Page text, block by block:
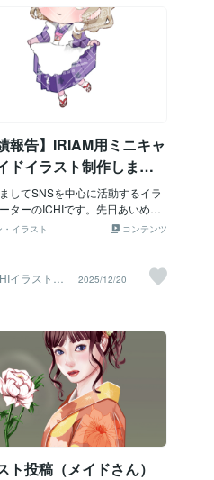
す！！！！！！！！！！♥♥♥♥ ☆☆
★『東京ミュウミュウ
♡第２期』放送中ですので できる
週・火曜日は『東京ミュウミュウ
♡』イラスト考えてます。 A.I._R
ー）さんのおかげで月曜は本当に
作を！！！！！』と思ってます。
送の『東京ミュウミュウ にゅ～
』は 第19話「動き出す未来 こ
のあたし」ですね。 いちごさん
ですが(汗) いちごさんのカフェ
描いてしまったので 今日はみん
が狂います(汗) というわけで
んと】さんにけって～～
！です(●´∀｀●) ★タイトルは
る第14話挿入歌タイトルからで
さんにも気に入って楽しんでいた
と、とても嬉しいです♥♥♥♥(●´∀｀
ところで昨日は少
いくらいでしたが 明日・明後日は
真夏日３５度予報(大汗)です。 日
暑くなるか
報告】IRIAM用ミニキャ
ドイラスト制作しまし
してSNSを中心に活動するイラ
ターのICHIです。先日あいめる
用のミニキャラをオーダー
イドをご希望とのことで和風メ
上げました。目眉などは資料の
ラを元に描きました。とても気
回のようなメイドさんイラスト
てほしい！という方は出品中のサ
でご依頼いただけます。番号を選
ーダーする形ですが、カスタム可
でぜひお気軽にご相談ください♪I
ナラブログ/ミニキャラ/メイド
コンテンツ
イラスト
イラストレ
ター
2025/12/20
ト投稿（メイドさん）